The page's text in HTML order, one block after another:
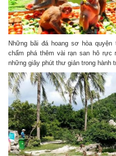
Những bãi đá hoang sơ hòa quyện
chấm phá thêm vài rạn san hô
những giây phút thư giản trong hành